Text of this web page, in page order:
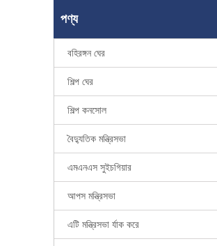
পণ্য
বহিরঙ্গন ঘের
শিল্প ঘের
শিল্প কনসোল
বৈদ্যুতিক মন্ত্রিসভা
এমএনএস সুইচগিয়ার
আপস মন্ত্রিসভা
এটি মন্ত্রিসভা র্যাক করে